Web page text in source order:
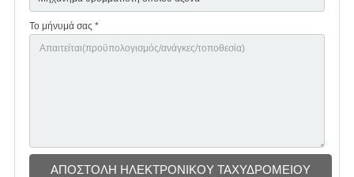
Το μήνυμά σας *
ΑΠΟΣΤΟΛΉ ΗΛΕΚΤΡΟΝΙΚΟΎ ΤΑΧΥΔΡΟΜΕΊΟΥ